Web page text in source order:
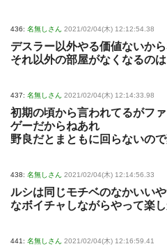
436: 名無しさん 2021/02/04(木) 12:12:54.38
デスラー以外やる価値ないか
それ以外の部屋がなくなるの
437: 名無しさん 2021/02/04(木) 12:14:33.98
初期の頃から言われてるがフ
ゲーだからねあれ
野良だとまともに回らないの
438: 名無しさん 2021/02/04(木) 12:14:56.33
ルシは同じモチベのなかいい
なボイチャしながらやって楽
441: 名無しさん 2021/02/04(木) 12:16:59.41